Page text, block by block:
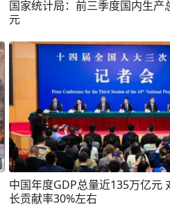
国家统计局：前三季度国内生产
元
中国年度GDP总量近135万亿元
长贡献率30%左右